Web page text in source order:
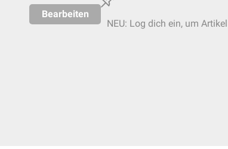
Bearbeiten
NEU: Log dich ein, um